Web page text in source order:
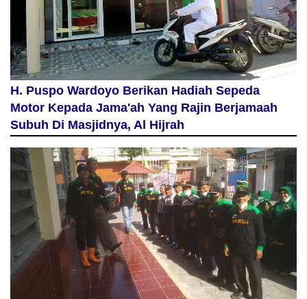
H. Puspo Wardoyo Berikan Hadiah Sepeda
Motor Kepada Jama'ah Yang Rajin Berjamaah
Subuh Di Masjidnya, Al Hijrah